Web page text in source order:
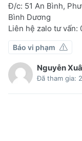
Đ/c: 51 An Bình,
Bình Dương
Liên hệ zalo tư vấn:
Báo vi phạm
Nguyễn
Đã tham gia: